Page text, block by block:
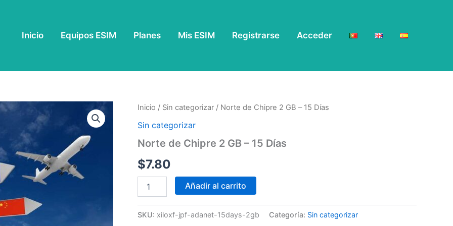
Inicio Equipos ESIM Planes Mis ESIM Registrarse Acceder
Inicio / Sin categorizar / Norte de Chipre 2 GB – 15 Días
Sin categorizar
Norte de Chipre 2 GB – 15 Días
$7.80
Norte
Chipre
GB
15
Días
cantidad
Añadir al carrito
SKU: xiloxf-jpf-adanet-15days-2gb Categoría: Sin categorizar